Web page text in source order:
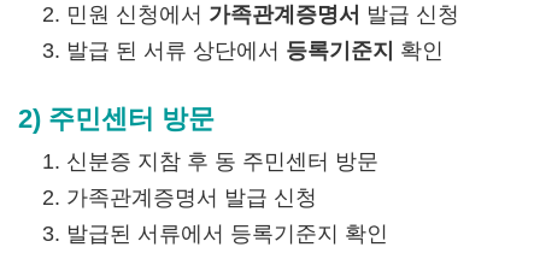
민원 신청에서 가족관계증명서 발급 신청
발급 된 서류 상단에서 등록기준지 확인
2) 주민센터 방문
신분증 지참 후 동 주민센터 방문
가족관계증명서 발급 신청
발급된 서류에서 등록기준지 확인